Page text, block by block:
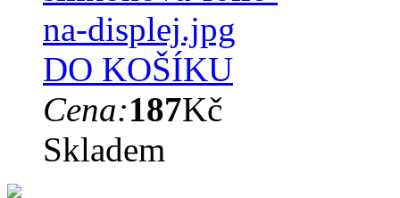
DO KOŠÍKU
Cena:187Kč
Skladem